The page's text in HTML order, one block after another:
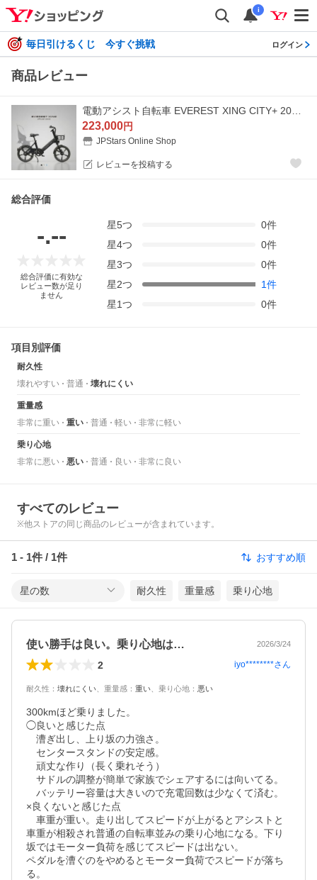
i
毎日引けるくじ 今すぐ挑戦 ログイン
商品レビュー
223,000円
JPStars Online Shop
レビューを投稿する
総合評価
-.--
総合評価に有効な
レビュー数が足り
ません
星5つ 0件
星4つ 0件
星3つ 0件
星2つ 1件
星1つ 0件
項目別評価
耐久性
壊れやすい
普通 壊れにくい
重量感
非常に重い
重い 普通 軽い 非常に軽い
乗り心地
非常に悪い
悪い 普通 良い 非常に良い
すべてのレビュー
※他ストアの同じ商品のレビューが含まれています。
1 - 1件 / 1件 おすすめ順
星の数 耐久性 重量感 乗り心地
使い勝手は良い。乗り心地は… 2026/3/24
2 iyo********さん
耐久性 ： 壊れにくい 重量感 ： 重い 乗り心地 ： 悪い
300kmほど乗りました。
◯良いと感じた点
漕ぎ出し、上り坂の力強さ。
センタースタンドの安定感。
頑丈な作り（長く乗れそう）
サドルの調整が簡単で家族でシェアするには向いてる。
バッテリー容量は大きいので充電回数は少なくて済む。
×良くないと感じた点
車重が重い。走り出してスピードが上がるとアシストと
車重が相殺され普通の自転車並みの乗り心地になる。下り
坂ではモーター負荷を感じてスピードは出ない。
ペダルを漕ぐのをやめるとモーター負荷でスピードが落ち
る。